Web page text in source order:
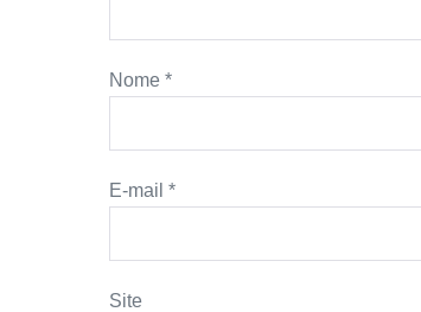
Nome *
E-mail *
Site